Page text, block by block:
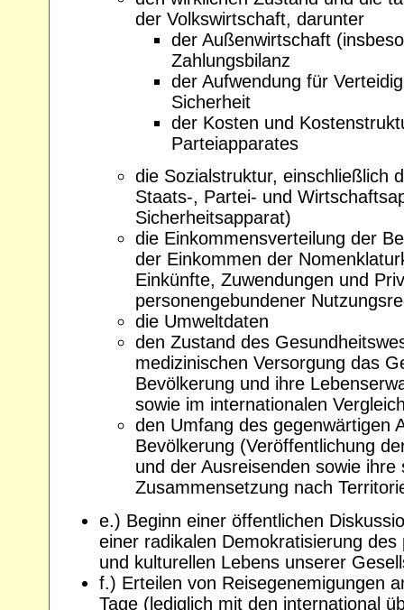
der Volkswirtschaft, darunter
der Außenwirtschaft
Zahlungsbilanz
der Aufwendung für
Sicherheit
der Kosten und
Parteiapparates
die Sozialstruktur, einschließlich
Staats-, Partei- und
Sicherheitsapparat)
die Einkommensverteilung der
der Einkommen der
Einkünfte, Zuwendungen und
personengebundener
die Umweltdaten
den Zustand des
medizinischen Versorgung das
Bevölkerung und ihre
sowie im internationalen
den Umfang des gegenwärtigen
Bevölkerung (Veröffentlichung
und der Ausreisenden sowie
Zusammensetzung nach
e.) Beginn einer öffentlichen
einer radikalen Demokratisierung
und kulturellen Lebens unserer
f.) Erteilen von Reisegenemigungen
Tage (lediglich mit den international